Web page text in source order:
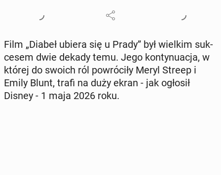
Film „Diabeł ubiera się u Prady” był wielkim suk­
ce­sem dwie dekady temu. Jego kon­ty­nu­acja, w
której do swoich ról po­wró­ci­ły Meryl Streep i
Emily Blunt, trafi na duży ekran - jak ogłosił
Disney - 1 maja 2026 roku.